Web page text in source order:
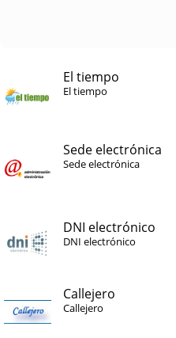
El tiempo
El tiempo
Sede electrónica
Sede electrónica
DNI electrónico
DNI electrónico
Callejero
Callejero